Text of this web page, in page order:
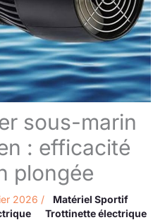
sous-marin
: efficacité
plongée
2026 /
Matériel Sportif
Trottinette électrique